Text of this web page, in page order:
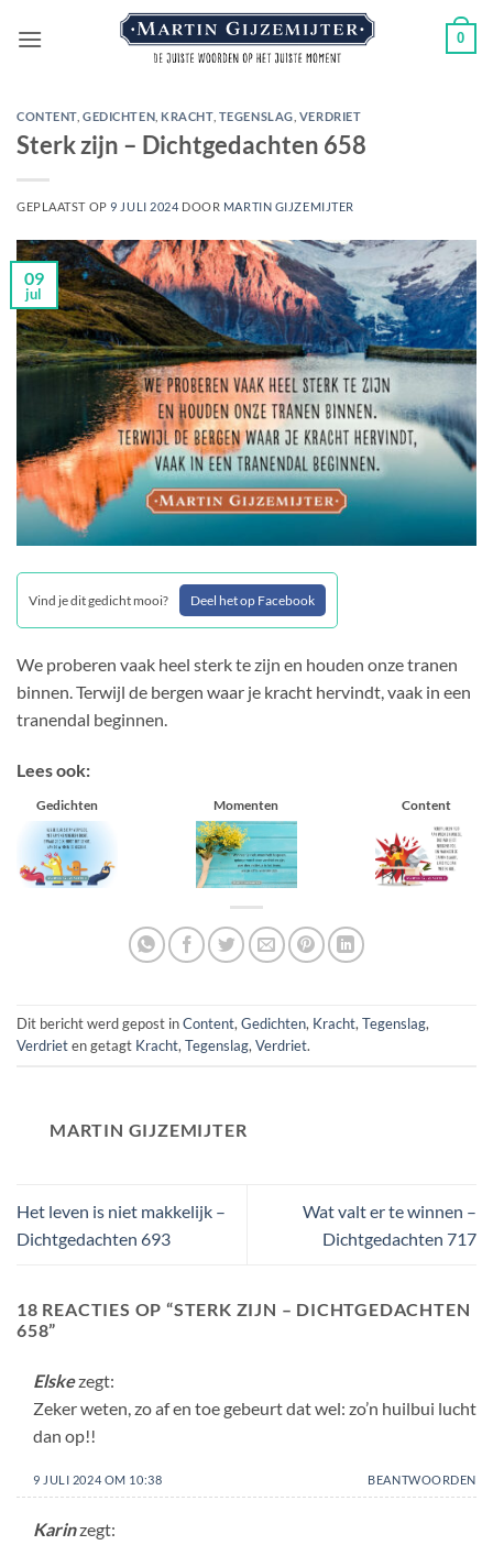
naar
0
CONTENT,GEDICHTEN KRACHT, TEGENSLAG VERDRIET
Sterk zijn – Dichtgedachten 658
GEPLAATST OP9 JULI 2024 DOOR MARTIN GIJZEMIJTER
09
jul
Vind je dit gedicht mooi? Deel het op Facebook
We proberen vaak heel sterk te zijn en houden onze tranen
binnen. Terwijl de bergen waar je kracht hervindt, vaak in een
tranendal beginnen.
Lees ook:
Gedichten Momenten Content
Dit bericht werd gepost inContent, Gedichten, Kracht, Tegenslag,
Verdrieten getagt Kracht, Tegenslag, Verdriet.
MARTIN GIJZEMIJTER
Het leven is niet makkelijk –
Dichtgedachten 693
Wat valt er te winnen –
Dichtgedachten 717
18 REACTIES OP “STERK ZIJN – DICHTGEDACHTEN
658”
Elskezegt:
Zeker weten, zo af en toe gebeurt dat wel: zo’n huilbui lucht
dan op!!
9 JULI 2024 OM 10:38 BEANTWOORDEN
Karinzegt: